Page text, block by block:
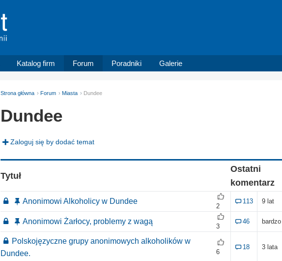
Katalog firm Forum Poradniki Galerie
Strona główna Forum Miasta Dundee
Dundee
Zaloguj się by dodać temat
Tytuł
Ostatni
komentarz
Anonimowi Alkoholicy w Dundee
2
113 9 lat
Anonimowi Żarłocy, problemy z wagą
3
46
Polskojęzyczne grupy anonimowych alkoholików w
Dundee.
6
18 3 lata